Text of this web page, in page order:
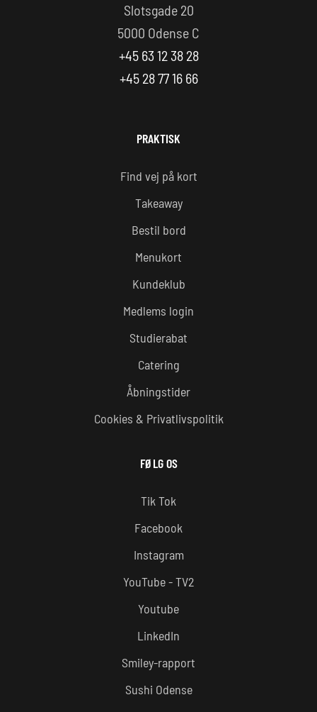
Slotsgade 20
5000 Odense C
+45 63 12 38 28
+45 28 77 16 66
PRAKTISK
Find vej på kort
Takeaway
Bestil bord
Menukort
Kundeklub
Medlems login
Studierabat
Catering
Åbningstider
Cookies & Privatlivspolitik
FØLG OS
Tik Tok
Facebook
Instagram
YouTube - TV2
Youtube
LinkedIn
Smiley-rapport
Sushi Odense